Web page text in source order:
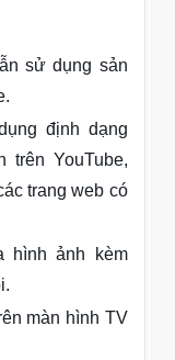
sử dụng sản
định dạng
trên YouTube,
trang web có
hình ảnh kèm
màn hình TV